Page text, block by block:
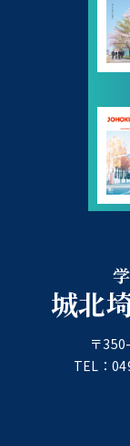
城北
〒
TEL：